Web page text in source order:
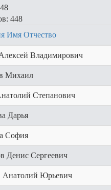
448
Имя Отчество
Владимирович
Михаил
Степанович
Дарья
София
Денис Сергеевич
Анатолий Юрьевич